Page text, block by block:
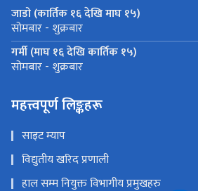
जाडो (कार्तिक १६ देखि माघ १५)
सोमबार - शुक्रबार
गर्मी (माघ १६ देखि कार्तिक १५)
सोमबार - शुक्रबार
महत्त्वपूर्ण लिङ्कहरू
साइट म्याप
विद्युतीय खरिद प्रणाली
हाल सम्म नियुक्त विभागीय प्रमुखहरु